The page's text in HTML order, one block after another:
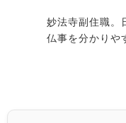
妙法寺副住職。
仏事を分かりや